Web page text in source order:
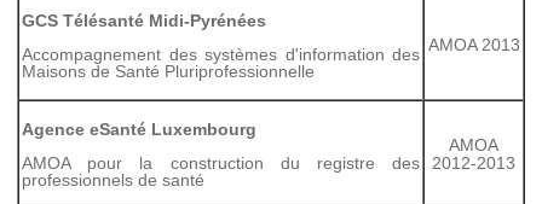
GCS Télésanté Midi-Pyrénées
Accompagnement des systèmes d'information des
Maisons de Santé Pluriprofessionnelle
AMOA 2013
Agence eSanté Luxembourg
AMOA pour la construction du registre des
professionnels de santé
AMOA
2012-2013